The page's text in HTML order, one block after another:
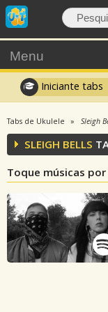
Menu
Iniciante tabs
Tabs de Ukulele Sleigh
SLEIGH BELLS
Toque músicas